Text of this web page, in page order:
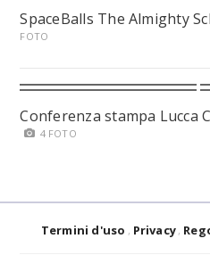
SpaceBalls The Almighty
FOTO
Conferenza stampa Lucca
4 FOTO
Termini d'uso Privacy